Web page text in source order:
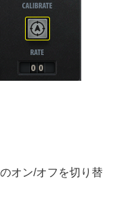
オン/オフを切り替